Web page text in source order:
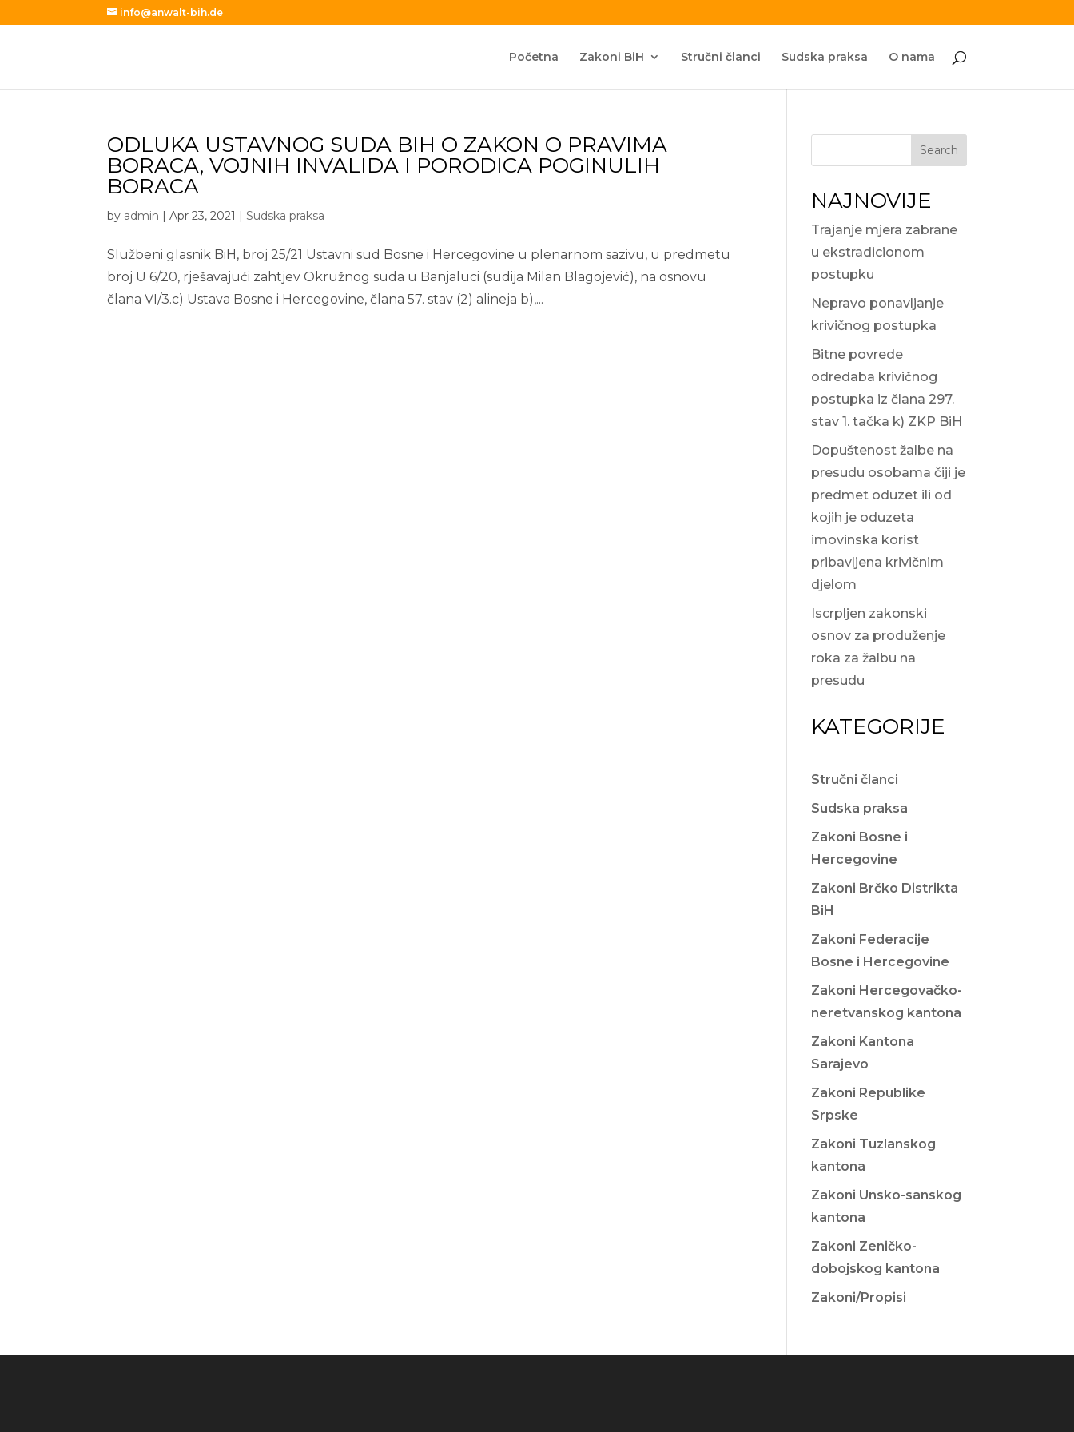
info@anwalt-bih.de
Početna Zakoni BiH Stručni članci Sudska praksa O nama
ODLUKA USTAVNOG SUDA BIH O ZAKON O PRAVIMA
BORACA, VOJNIH INVALIDA I PORODICA POGINULIH
BORACA
by admin |Apr 23, 2021 |Sudska praksa
Službeni glasnik BiH, broj 25/21 Ustavni sud Bosne i Hercegovine u plenarnom sazivu, u predmetu
broj U 6/20, rješavajući zahtjev Okružnog suda u Banjaluci (sudija Milan Blagojević), na osnovu
člana VI/3.c) Ustava Bosne i Hercegovine, člana 57. stav (2) alineja b),...
Search
NAJNOVIJE
Trajanje mjera zabrane
u ekstradicionom
postupku
Nepravo ponavljanje
krivičnog postupka
Bitne povrede
odredaba krivičnog
postupka iz člana 297.
stav 1. tačka k) ZKP BiH
Dopuštenost žalbe na
presudu osobama čiji je
predmet oduzet ili od
kojih je oduzeta
imovinska korist
pribavljena krivičnim
djelom
Iscrpljen zakonski
osnov za produženje
roka za žalbu na
presudu
KATEGORIJE
Stručni članci
Sudska praksa
Zakoni Bosne i
Hercegovine
Zakoni Brčko Distrikta
BiH
Zakoni Federacije
Bosne i Hercegovine
Zakoni Hercegovačko-
neretvanskog kantona
Zakoni Kantona
Sarajevo
Zakoni Republike
Srpske
Zakoni Tuzlanskog
kantona
Zakoni Unsko-sanskog
kantona
Zakoni Zeničko-
dobojskog kantona
Zakoni/Propisi